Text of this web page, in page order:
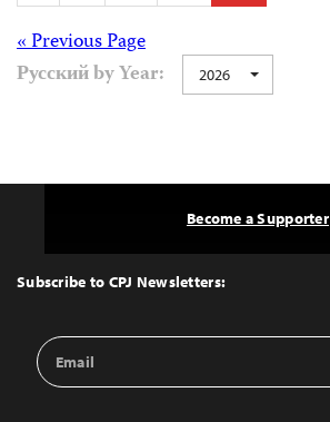
Posts
navigation
« Previous Page
Русский by Year:
2026
Top
Subscribe to CPJ Newsletters:
Email
Address
Become a Supporter